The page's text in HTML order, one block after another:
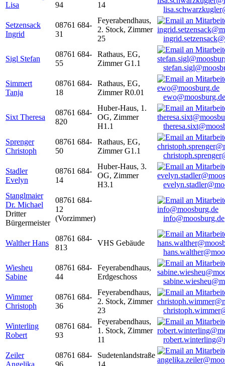
Lisa
94
14
Setzensack
Ingrid
08761 684-
31
Feyerabendhaus,
2. Stock, Zimmer
25
Sigl Stefan
08761 684-
55
Rathaus, EG,
Zimmer G1.1
Simmert
Tanja
08761 684-
18
Rathaus, EG,
Zimmer R0.01
ewo@moosburg.de
Sixt Theresa
08761 684-
820
Huber-Haus, 1.
OG, Zimmer
H1.1
Sprenger
Christoph
08761 684-
50
Rathaus, EG,
Zimmer G1.1
Stadler
Evelyn
08761 684-
14
Huber-Haus, 3.
OG, Zimmer
H3.1
Stanglmaier
Dr. Michael
Dritter
Bürgermeister
08761 684-
12
(Vorzimmer)
info@moosburg.de
Walther Hans
08761 684-
813
VHS Gebäude
Wiesheu
Sabine
08761 684-
44
Feyerabendhaus,
Erdgeschoss
Wimmer
Christoph
08761 684-
36
Feyerabendhaus,
2. Stock, Zimmer
23
Winterling
Robert
08761 684-
93
Feyerabendhaus,
1. Stock, Zimmer
11
Zeiler
Angelika
08761 684-
96
Sudetenlandstraße
14